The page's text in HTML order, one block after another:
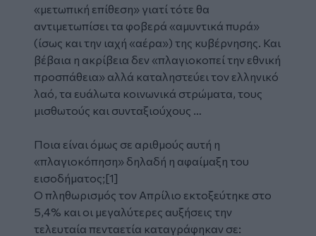
«μετωπική επίθεση» γιατί τότε θα
αντιμετωπίσει τα φοβερά «αμυντικά πυρά»
(ίσως και την ιαχή «αέρα») της κυβέρνησης. Και
βέβαια η ακρίβεια δεν «πλαγιοκοπεί την εθνική
προσπάθεια» αλλά καταληστεύει τον ελληνικό
λαό, τα ευάλωτα κοινωνικά στρώματα, τους
μισθωτούς και συνταξιούχους …
Ποια είναι όμως σε αριθμούς αυτή η
«πλαγιοκόπηση» δηλαδή η αφαίμαξη του
εισοδήματος;[1]
Ο πληθωρισμός τον Απρίλιο εκτοξεύτηκε στο
5,4% και οι μεγαλύτερες αυξήσεις την
τελευταία πενταετία καταγράφηκαν σε: